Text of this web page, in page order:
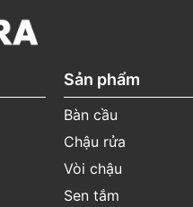
có tính kiềm mạnh (pH
nghiệp, hóa chất chứa
bọt biển cứng chà lên bề
tiếp lên sản phẩm
Sản phẩm
Bàn cầu
Chậu rửa
Vòi chậu
Sen tắm